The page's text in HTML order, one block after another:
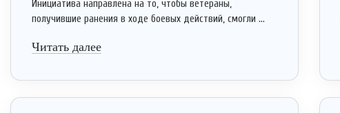
Инициатива направлена на то, чтобы ветераны,
получившие ранения в ходе боевых действий, смогли ...
Читать далее